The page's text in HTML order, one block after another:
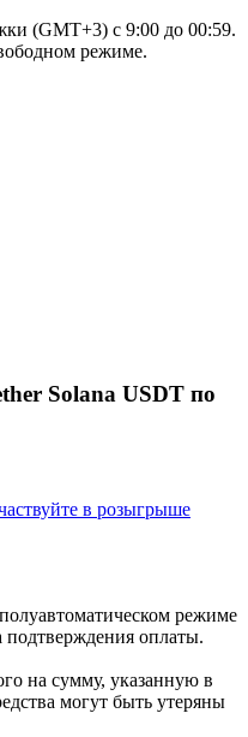
(GMT+3) c 9:00 до 00:59.
режиме.
Solana USDT по
в розыгрыше
режиме
подтверждения оплаты.
на сумму, указанную в
могут быть утеряны